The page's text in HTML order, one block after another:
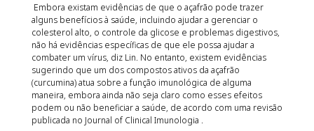
Embora existam evidências de que o açafrão pode trazer
alguns benefícios à saúde, incluindo ajudar a gerenciar o
colesterol alto, o controle da glicose e problemas digestivos,
não há evidências específicas de que ele possa ajudar a
combater um vírus, diz Lin. No entanto, existem evidências
sugerindo que um dos compostos ativos da açafrão
(curcumina) atua sobre a função imunológica de alguma
maneira, embora ainda não seja claro como esses efeitos
podem ou não beneficiar a saúde, de acordo com uma revisão
publicada no Journal of Clinical Imunologia .